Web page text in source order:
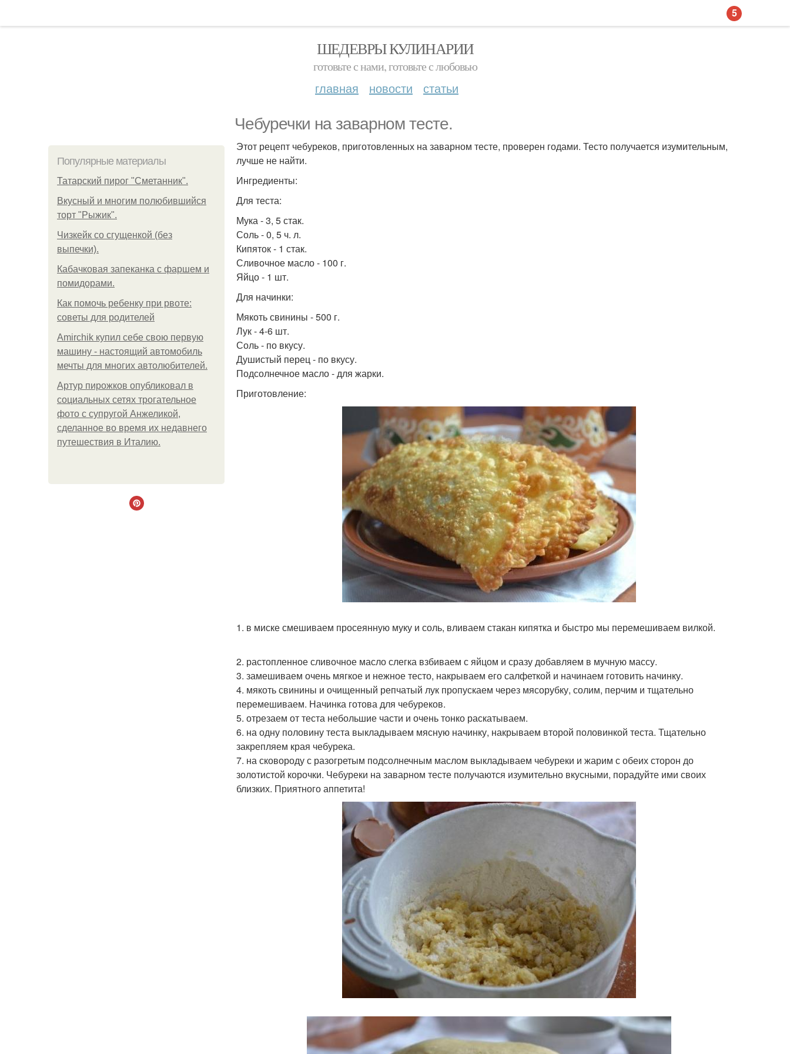
ШЕДЕВРЫ КУЛИНАРИИ
готовьте с нами, готовьте с любовью
главная новости статьи
Чебуречки на заварном тесте.
Популярные материалы
Татарский пирог "Сметанник".
Вкусный и многим полюбившийся
торт "Рыжик".
Чизкейк со сгущенкой (без
выпечки).
Кабачковая запеканка с фаршем и
помидорами.
Как помочь ребенку при рвоте:
советы для родителей
Amirchik купил себе свою первую
машину - настоящий автомобиль
мечты для многих автолюбителей.
Артур пирожков опубликовал в
социальных сетях трогательное
фото с супругой Анжеликой,
сделанное во время их недавнего
путешествия в Италию.
Этот рецепт чебуреков, приготовленных на заварном тесте, проверен годами. Тесто получается изумительным,
лучше не найти.
Ингредиенты:
Для теста:
Мука - 3, 5 стак.
Соль - 0, 5 ч. л.
Кипяток - 1 стак.
Сливочное масло - 100 г.
Яйцо - 1 шт.
Для начинки:
Мякоть свинины - 500 г.
Лук - 4-6 шт.
Соль - по вкусу.
Душистый перец - по вкусу.
Подсолнечное масло - для жарки.
Приготовление:
1. в миске смешиваем просеянную муку и соль, вливаем стакан кипятка и быстро мы перемешиваем вилкой.
2. растопленное сливочное масло слегка взбиваем с яйцом и сразу добавляем в мучную массу.
3. замешиваем очень мягкое и нежное тесто, накрываем его салфеткой и начинаем готовить начинку.
4. мякоть свинины и очищенный репчатый лук пропускаем через мясорубку, солим, перчим и тщательно
перемешиваем. Начинка готова для чебуреков.
5. отрезаем от теста небольшие части и очень тонко раскатываем.
6. на одну половину теста выкладываем мясную начинку, накрываем второй половинкой теста. Тщательно
закрепляем края чебурека.
7. на сковороду с разогретым подсолнечным маслом выкладываем чебуреки и жарим с обеих сторон до
золотистой корочки. Чебуреки на заварном тесте получаются изумительно вкусными, порадуйте ими своих
близких. Приятного аппетита!
5